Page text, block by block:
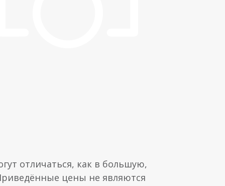
отличаться, как в большую,
цены не являются